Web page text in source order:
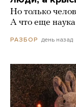
Но только
А что еще
РАЗБОР день назад